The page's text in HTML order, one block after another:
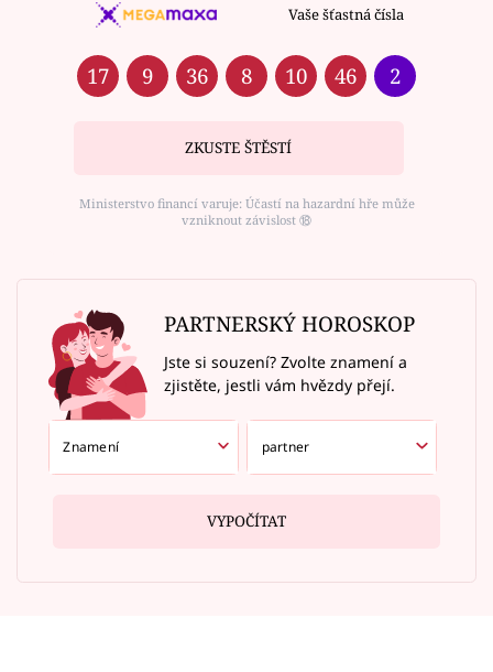
Vaše šťastná čísla
17 9 36 8 10 46 2
ZKUSTE ŠTĚSTÍ
Ministerstvo financí varuje: Účastí na hazardní hře může
vzniknout závislost ⑱
PARTNERSKÝ HOROSKOP
Jste si souzení? Zvolte znamení a
zjistěte, jestli vám hvězdy přejí.
VYPOČÍTAT